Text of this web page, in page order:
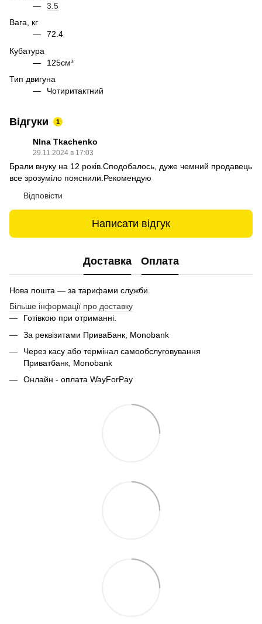
3.5
Вага, кг
72.4
Кубатура
125см³
Тип двигуна
Чотиритактний
Відгуки 1
Nlna Tkachenko
29.11.2024 в 17:03
Брали внуку на 12 років.Сподобалось, дуже чемний продавець
все зрозуміло пояснили.Рекомендую
Відповісти
Написати відгук
Доставка Оплата
Нова пошта — за тарифами служби.
Більше інформації про доставку
Готівкою при отриманні.
За реквізитами ПриваБанк, Monobank
Через касу або термінал самообслуговування
Приватбанк, Monobank
Онлайн - оплата WayForPay